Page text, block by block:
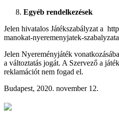
Egyéb rendelkezések
Jelen hivatalos Játékszabályzat a
manokat-nyeremenyjatek-
Jelen Nyereményjáték
a változtatás jogát. A Szervező a
reklamációt nem fogad el.
Budapest, 2020. november 12.